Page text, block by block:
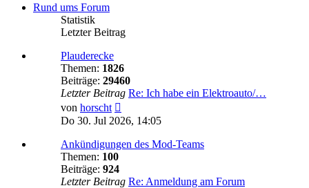
Rund ums Forum
Statistik
Letzter Beitrag
Plauderecke
Themen: 1826
Beiträge: 29460
Letzter Beitrag Re: Ich habe ein Elektroauto/…
von horscht
Beitrag
Do 30. Jul 2026, 14:05
Ankündigungen des Mod-Teams
Themen: 100
Beiträge: 924
Letzter Beitrag Re: Anmeldung am Forum